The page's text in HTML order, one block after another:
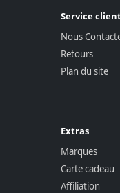
Service
Nous
Retours
Plan du site
Extras
Marques
Carte cadeau
Affiliation